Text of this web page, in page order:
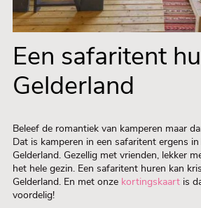
Een safaritent
Gelderland
Beleef de romantiek van kamperen maar
Dat is kamperen in een safaritent ergens
Gelderland. Gezellig met vrienden, lekker
het hele gezin. Een safaritent huren kan
Gelderland. En met onze kortingskaart is
voordelig!